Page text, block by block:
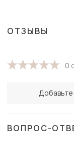
ОТЗЫВЫ
0
Добавьте
ВОПРОС-